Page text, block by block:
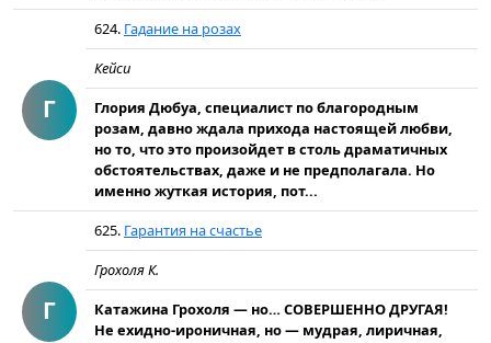
Г
624. Гадание на розах
Кейси
Глория Дюбуа, специалист по благородным
розам, давно ждала прихода настоящей любви,
но то, что это произойдет в столь драматичных
обстоятельствах, даже и не предполагала. Но
именно жуткая история, пот...
Г
625. Гарантия на счастье
Грохоля К.
Катажина Грохоля — но… СОВЕРШЕННО ДРУГАЯ!
Не ехидно-ироничная, но — мудрая, лиричная,